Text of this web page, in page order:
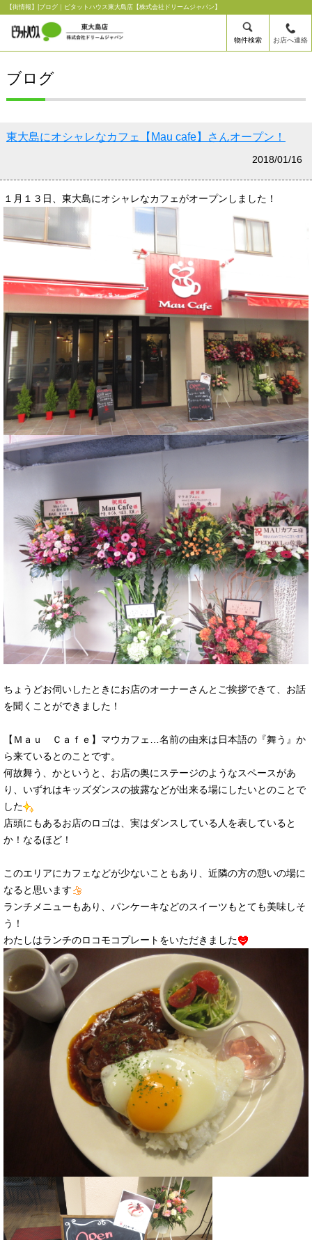
【街情報】|ブログ｜ピタットハウス東大島店【株式会社ドリームジャパン】
物件検索 お店へ連絡
ブログ
東大島にオシャレなカフェ【Mau cafe】さんオープン！
2018/01/16
１月１３日、東大島にオシャレなカフェがオープンしました！
ちょうどお伺いしたときにお店のオーナーさんとご挨拶できて、お話
を聞くことができました！
【Ｍａｕ Ｃａｆｅ】マウカフェ…名前の由来は日本語の『舞う』か
ら来ているとのことです。
何故舞う、かというと、お店の奥にステージのようなスペースがあ
り、いずれはキッズダンスの披露などが出来る場にしたいとのことで
した
店頭にもあるお店のロゴは、実はダンスしている人を表していると
か！なるほど！
このエリアにカフェなどが少ないこともあり、近隣の方の憩いの場に
なると思います
ランチメニューもあり、パンケーキなどのスイーツもとても美味しそ
う！
わたしはランチのロコモコプレートをいただきました